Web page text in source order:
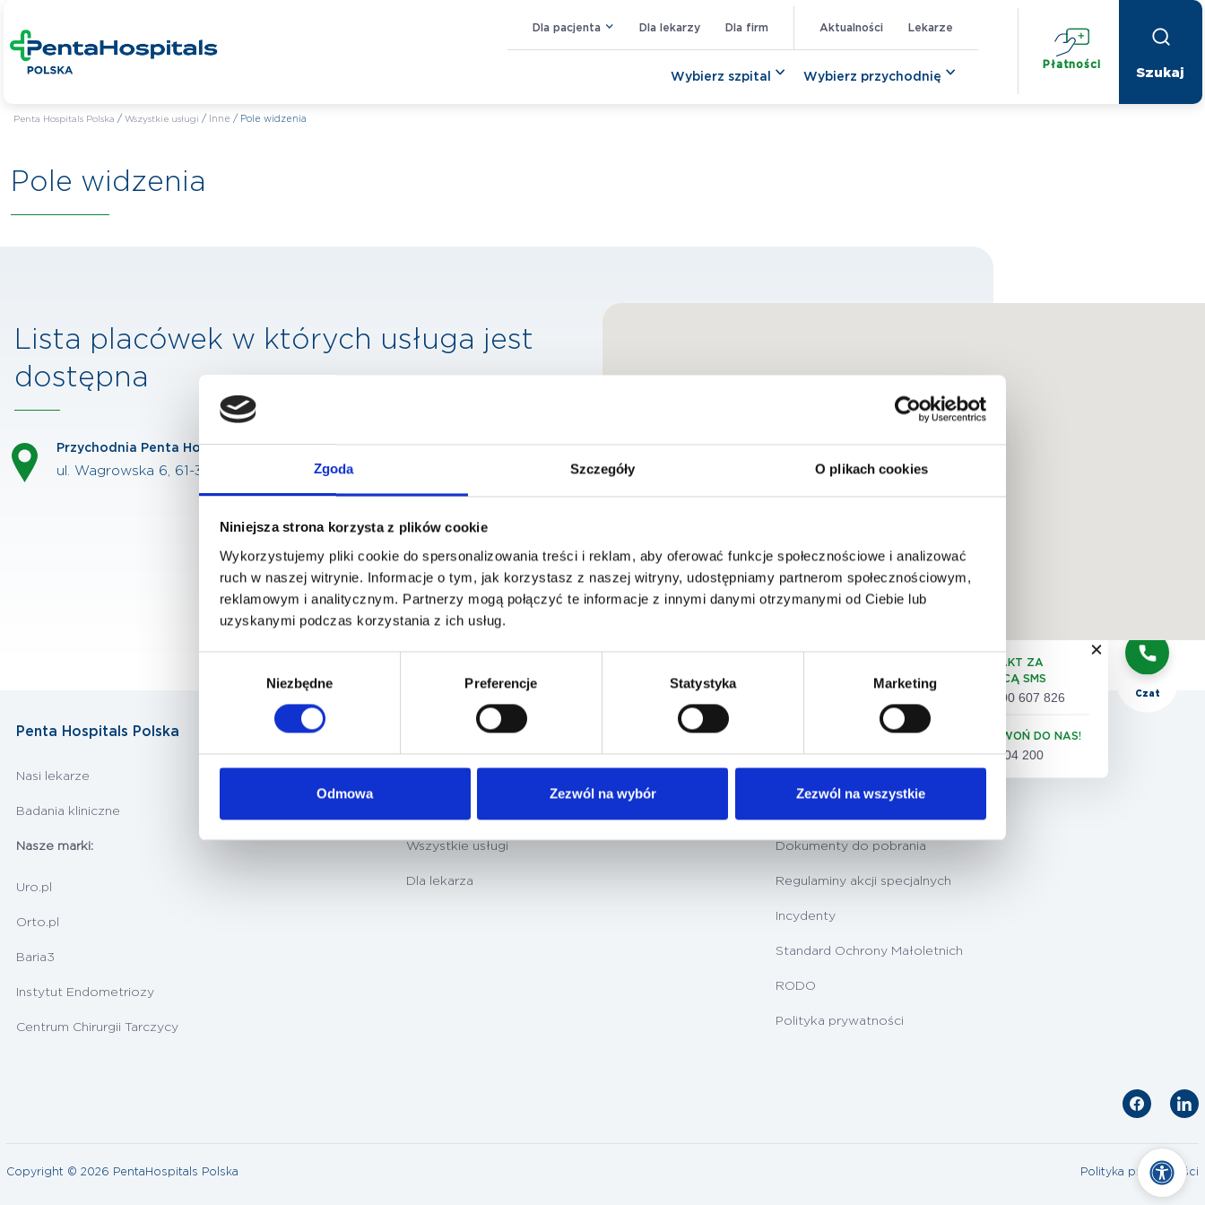
Zgoda Szczegóły O plikach cookies
Niniejsza strona korzysta z plików cookie
Wykorzystujemy pliki cookie do spersonalizowania treści i reklam, aby oferować funkcje społecznościowe i analizować
ruch w naszej witrynie. Informacje o tym, jak korzystasz z naszej witryny, udostępniamy partnerom społecznościowym,
reklamowym i analitycznym. Partnerzy mogą połączyć te informacje z innymi danymi otrzymanymi od Ciebie lub
uzyskanymi podczas korzystania z ich usług.
Niezbędne Preferencje Statystyka Marketing
Odmowa Zezwól na wybór Zezwól na wszystkie
Dla pacjenta Dla lekarzy Dla firm Aktualności Lekarze
Płatności
Wybierz szpital Wybierz przychodnię
Penta Hospitals Polska / Wszystkie usługi / Inne / Pole widzenia
Pole widzenia
Lista placówek w których usługa jest
dostępna
Przychodnia Penta Hospitals Wagrowska
ul. Wagrowska 6, 61-369 Poznań
Penta Hospitals Polska
Nasi lekarze
Badania kliniczne
Nasze marki:
Uro.pl
Orto.pl
Baria3
Instytut Endometriozy
Centrum Chirurgii Tarczycy
Nasza oferta
Wszystkie usługi
Dla lekarza
Dokumenty do pobrania
Regulaminy akcji specjalnych
Incydenty
Standard Ochrony Małoletnich
RODO
Polityka prywatności
Copyright © 2026 PentaHospitals Polska Polityka prywatności
KONTAKT ZA
POMOCĄ SMS
+48 500 607 826
ZADZWOŃ DO NAS!
61 86 04 200
Czat